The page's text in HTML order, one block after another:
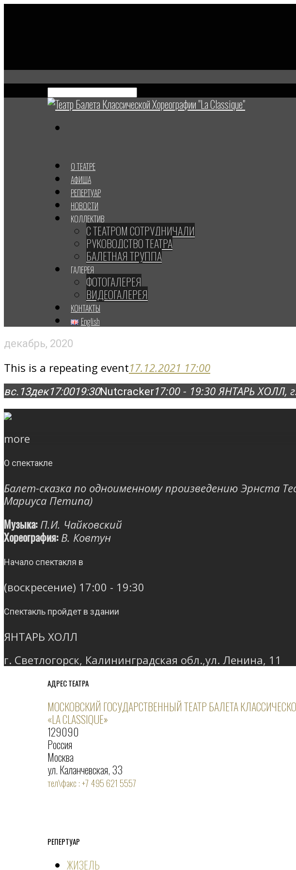
О ТЕАТРЕ
АФИША
РЕПЕРТУАР
НОВОСТИ
КОЛЛЕКТИВ
С ТЕАТРОМ СОТРУДНИЧАЛИ
РУКОВОДСТВО ТЕАТРА
БАЛЕТНАЯ ТРУППА
ГАЛЕРЕЯ
ФОТОГАЛЕРЕЯ
ВИДЕОГАЛЕРЕЯ
КОНТАКТЫ
English
декабрь, 2020
This is a repeating event17.12.2021 17:00
вс. 13дек17:0019:30Nutcracker17:00 - 19:30 ЯНТАРЬ ХОЛЛ,
more
О спектакле
Балет-сказка по одноименному произведению Эрнста
Мариуса Петипа)
Музыка: П.И. Чайковский
Хореография:В. Ковтун
Начало спектакля в
(воскресение) 17:00 - 19:30
Спектакль пройдет в здании
ЯНТАРЬ ХОЛЛ
г. Светлогорск, Калининградская обл.,ул. Ленина, 11
АДРЕС ТЕАТРА
МОСКОВСКИЙ ГОСУДАРСТВЕННЫЙ ТЕАТР БАЛЕТА
«LA CLASSIQUE»
129090
Россия
Москва
ул. Каланчевская, 33
тел\факс : +7 495 621 5557
РЕПЕРТУАР
ЖИЗЕЛЬ